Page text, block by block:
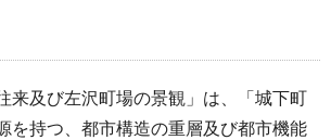
来及び左沢町場の景観」は、「城下町
を持つ、都市構造の重層及び都市機能